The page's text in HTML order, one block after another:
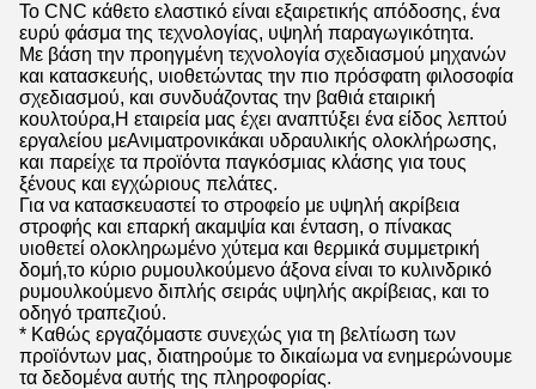
Το CNC κάθετο ελαστικό είναι εξαιρετικής απόδοσης, ένα
ευρύ φάσμα της τεχνολογίας, υψηλή παραγωγικότητα.
Με βάση την προηγμένη τεχνολογία σχεδιασμού μηχανών
και κατασκευής, υιοθετώντας την πιο πρόσφατη φιλοσοφία
σχεδιασμού, και συνδυάζοντας την βαθιά εταιρική
κουλτούρα,Η εταιρεία μας έχει αναπτύξει ένα είδος λεπτού
εργαλείου μεΑνιματρονικάκαι υδραυλικής ολοκλήρωσης,
και παρείχε τα προϊόντα παγκόσμιας κλάσης για τους
ξένους και εγχώριους πελάτες.
Για να κατασκευαστεί το στροφείο με υψηλή ακρίβεια
στροφής και επαρκή ακαμψία και ένταση, ο πίνακας
υιοθετεί ολοκληρωμένο χύτεμα και θερμικά συμμετρική
δομή,το κύριο ρυμουλκούμενο άξονα είναι το κυλινδρικό
ρυμουλκούμενο διπλής σειράς υψηλής ακρίβειας, και το
οδηγό τραπεζιού.
* Καθώς εργαζόμαστε συνεχώς για τη βελτίωση των
προϊόντων μας, διατηρούμε το δικαίωμα να ενημερώνουμε
τα δεδομένα αυτής της πληροφορίας.